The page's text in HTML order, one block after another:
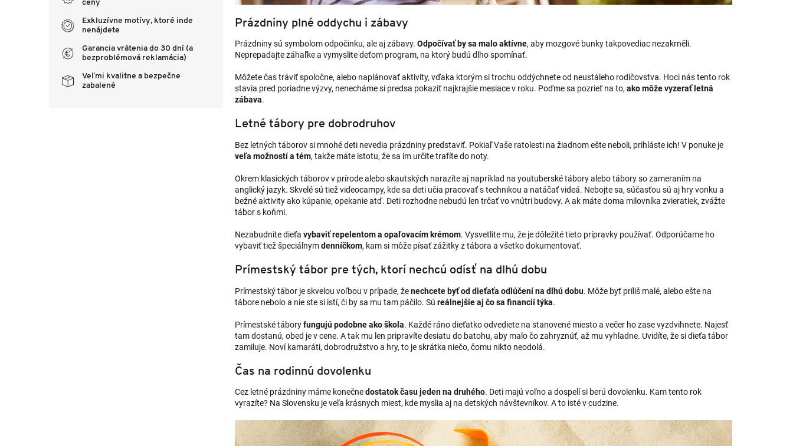
ceny
Exkluzívne motívy, ktoré inde
nenájdete
Garancia vrátenia do 30 dní (a
bezproblémová reklamácia)
Veľmi kvalitne a bezpečne
zabalené
Prázdniny plné oddychu i zábavy
Prázdniny sú symbolom odpočinku, ale aj zábavy. Odpočívať by sa malo aktívne, aby mozgové bunky takpovediac nezakrněli.
Neprepadajte záhaľke a vymyslite deťom program, na ktorý budú dlho spomínať.
Môžete čas tráviť spoločne, alebo naplánovať aktivity, vďaka ktorým si trochu oddýchnete od neustáleho rodičovstva. Hoci nás tento rok
stavia pred poriadne výzvy, nenecháme si predsa pokaziť najkrajšie mesiace v roku. Poďme sa pozrieť na to, ako môže vyzerať letná
zábava.
Letné tábory pre dobrodruhov
Bez letných táborov si mnohé deti nevedia prázdniny predstaviť. Pokiaľ Vaše ratolesti na žiadnom ešte neboli, prihláste ich! V ponuke je
veľa možností a tém, takže máte istotu, že sa im určite trafíte do noty.
Okrem klasických táborov v prírode alebo skautských narazíte aj napríklad na youtuberské tábory alebo tábory so zameraním na
anglický jazyk. Skvelé sú tiež videocampy, kde sa deti učia pracovať s technikou a natáčať videá. Nebojte sa, súčasťou sú aj hry vonku a
bežné aktivity ako kúpanie, opekanie atď. Deti rozhodne nebudú len trčať vo vnútri budovy. A ak máte doma milovníka zvieratiek, zvážte
tábor s koňmi.
Nezabudnite dieťa vybaviť repelentom a opaľovacím krémom. Vysvetlite mu, že je dôležité tieto prípravky používať. Odporúčame ho
vybaviť tiež špeciálnymdenníčkom, kam si môže písať zážitky z tábora a všetko dokumentovať.
Prímestský tábor pre tých, ktorí nechcú odísť na dlhú dobu
Prímestský tábor je skvelou voľbou v prípade, ženechcete byť od dieťaťa odlúčení na dlhú dobu. Môže byť príliš malé, alebo ešte na
tábore nebolo a nie ste si istí, či by sa mu tam páčilo. Sú reálnejšie aj čo sa financií týka.
Prímestské táboryfungujú podobne ako škola. Každé ráno dieťatko odvediete na stanovené miesto a večer ho zase vyzdvihnete. Najesť
tam dostanú, obed je v cene. A tak mu len pripravíte desiatu do batohu, aby malo čo zahryznúť, až mu vyhladne. Uvidíte, že si dieťa tábor
zamiluje. Noví kamaráti, dobrodružstvo a hry, to je skrátka niečo, čomu nikto neodolá.
Čas na rodinnú dovolenku
Cez letné prázdniny máme konečnedostatok času jeden na druhého. Deti majú voľno a dospelí si berú dovolenku. Kam tento rok
vyrazíte? Na Slovensku je veľa krásnych miest, kde myslia aj na detských návštevníkov. A to isté v cudzine.